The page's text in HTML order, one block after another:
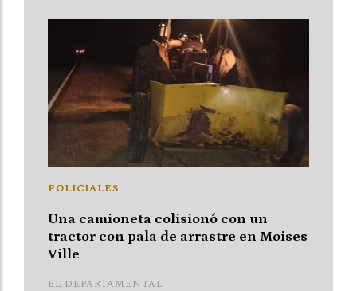
Una camioneta colisionó con un
tractor con pala de arrastre en Moises
Ville
EL DEPARTAMENTAL
POLICIALES